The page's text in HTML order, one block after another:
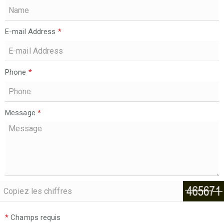
E-mail Address *
Phone *
Message *
* Champs requis